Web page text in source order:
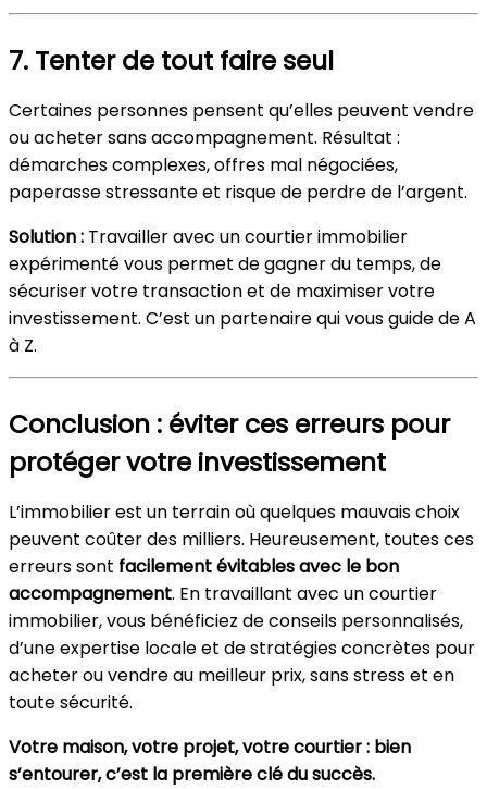
7. Tenter de tout faire seul
Certaines personnes pensent qu’elles peuvent vendre
ou acheter sans accompagnement. Résultat :
démarches complexes, offres mal négociées,
paperasse stressante et risque de perdre de l’argent.
Solution : Travailler avec un courtier immobilier
expérimenté vous permet de gagner du temps, de
sécuriser votre transaction et de maximiser votre
investissement. C’est un partenaire qui vous guide de A
à Z.
Conclusion : éviter ces erreurs pour
protéger votre investissement
L’immobilier est un terrain où quelques mauvais choix
peuvent coûter des milliers. Heureusement, toutes ces
erreurs sont facilement évitables avec le bon
accompagnement. En travaillant avec un courtier
immobilier, vous bénéficiez de conseils personnalisés,
d’une expertise locale et de stratégies concrètes pour
acheter ou vendre au meilleur prix, sans stress et en
toute sécurité.
Votre maison, votre projet, votre courtier : bien
s’entourer, c’est la première clé du succès.